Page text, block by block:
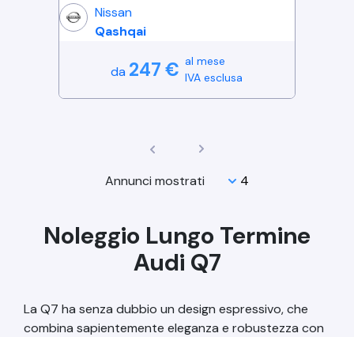
Nissan
Qashqai
da 247 € al mese
IVA esclusa
Annunci mostrati
Noleggio Lungo Termine
Audi Q7
La Q7 ha senza dubbio un design espressivo, che
combina sapientemente eleganza e robustezza con